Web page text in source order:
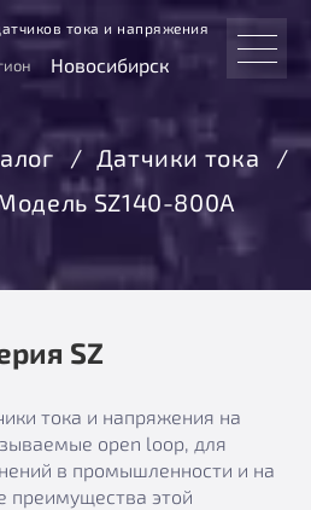
тока и напряжения
Новосибирск
Датчики тока
SZ140-800А
SZ
тока и напряжения на
open loop, для
в промышленности и на
преимущества этой